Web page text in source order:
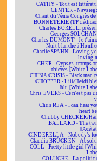
CATHY - Tout est
CENTER -
Chant du 7ème Congrès de
BONNETERIE (TP
Charles BORELLI
Georges
Charles DUMONT - Je
Nuit blanche à
Charlie SPAHN - Loving
loving
CHER - Gypsys, tramps
thieves [White
CHINA CRISIS - Black man
CHOPPER - Lili/Heidi
blu [White
Chris EVERS - Ce n'est pas
Chris REA - I can hear
heart
Chubby CHECKER/
BALLARD - The
CINDERELLA - Nobody's
Claudia BRÜCKEN -
COLL - Pretty little girl
COLUCHE - La